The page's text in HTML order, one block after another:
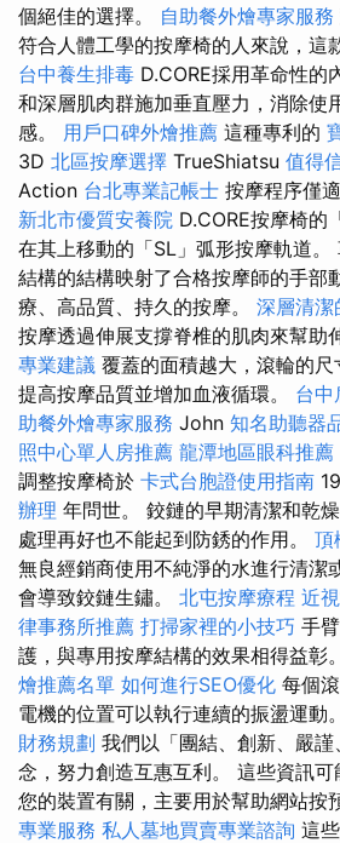
個絕佳的選擇。 自助餐外燴專家服務
符合人體工學的按摩椅的人來說，這
台中養生排毒 D.CORE採用革命性的
和深層肌肉群施加垂直壓力，消除使
感。 用戶口碑外燴推薦 這種專利的
3D 北區按摩選擇 TrueShiatsu 值得
Action 台北專業記帳士 按摩程序僅
新北市優質安養院 D.CORE按摩椅的
在其上移動的「SL」弧形按摩軌道
結構的結構映射了合格按摩師的手部
療、高品質、持久的按摩。 深層清潔
按摩透過伸展支撐脊椎的肌肉來幫助
專業建議 覆蓋的面積越大，滾輪的
提高按摩品質並增加血液循環。 台中
助餐外燴專家服務 John 知名助聽器
照中心單人房推薦 龍潭地區眼科推薦
調整按摩椅於 卡式台胞證使用指南
辦理 年問世。 鉸鏈的早期清潔和乾
處理再好也不能起到防銹的作用。 頂
無良經銷商使用不純淨的水進行清潔
會導致鉸鏈生鏽。 北屯按摩療程 近
律事務所推薦 打掃家裡的小技巧 手
護，與專用按摩結構的效果相得益彰。
燴推薦名單 如何進行SEO優化 每個
電機的位置可以執行連續的振盪運動。
財務規劃 我們以「團結、創新、嚴
念，努力創造互惠互利。 這些資訊
您的裝置有關，主要用於幫助網站按
專業服務 私人墓地買賣專業諮詢 這